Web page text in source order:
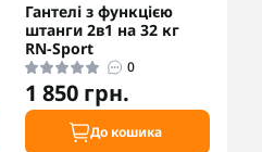
Гантелі з функцією
штанги 2в1 на 32 кг
RN-Sport
0
1 850 грн.
До кошика